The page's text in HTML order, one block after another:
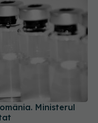
Ministerul